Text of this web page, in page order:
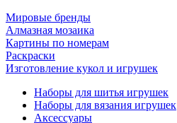
Мировые бренды
Алмазная мозаика
Картины по номерам
Раскраски
Изготовление кукол и игрушек
Наборы для шитья игрушек
Наборы для вязания игрушек
Аксессуары